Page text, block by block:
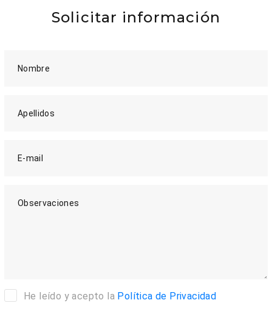
Solicitar información
Nombre
Apellidos
E-mail
Observaciones
He leído y acepto la Política de Privacidad